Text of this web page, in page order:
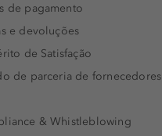
de pagamento
e devoluções
de Satisfação
de parceria de fornecedores
& Whistleblowing